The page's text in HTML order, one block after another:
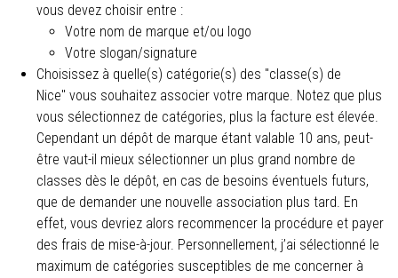
vous devez choisir entre :
Votre nom de marque et/ou logo
Votre slogan/signature
Choisissez à quelle(s) catégorie(s) des "classe(s) de
Nice" vous souhaitez associer votre marque. Notez que plus
vous sélectionnez de catégories, plus la facture est élevée.
Cependant un dépôt de marque étant valable 10 ans, peut-
être vaut-il mieux sélectionner un plus grand nombre de
classes dès le dépôt, en cas de besoins éventuels futurs,
que de demander une nouvelle association plus tard. En
effet, vous devriez alors recommencer la procédure et payer
des frais de mise-à-jour. Personnellement, j’ai sélectionné le
maximum de catégories susceptibles de me concerner à